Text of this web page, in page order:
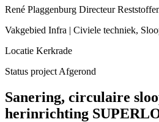
René Plaggenburg Directeur
Vakgebied Infra | Civiele techniek,
Locatie Kerkrade
Status project Afgerond
Sanering, circulaire
herinrichting